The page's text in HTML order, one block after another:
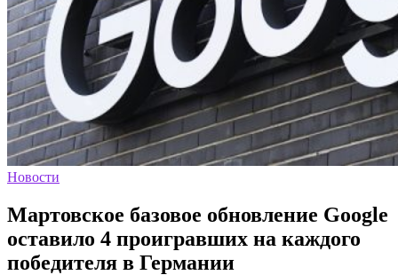
Новости
Мартовское базовое обновление Google
оставило 4 проигравших на каждого
победителя в Германии